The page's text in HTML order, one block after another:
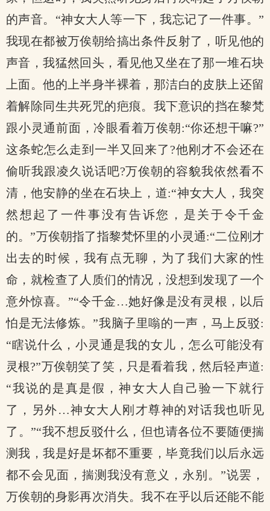
的声音。“神女大人等一下，我忘记了一件事。”
我现在都被万俟朝给搞出条件反射了，听见他的
声音，我猛然回头，看见他又坐在了那一堆石块
上面。他的上半身半裸着，那洁白的皮肤上还留
着解除同生共死咒的疤痕。我下意识的挡在黎梵
跟小灵通前面，冷眼看着万俟朝:“你还想干嘛?”
这条蛇怎么走到一半又回来了?他刚才不会还在
偷听我跟凌久说话吧?万俟朝的容貌我依然看不
清，他安静的坐在石块上，道:“神女大人，我突
然想起了一件事没有告诉您，是关于令千金
的。”万俟朝指了指黎梵怀里的小灵通:“二位刚才
出去的时候，我有点无聊，为了我们大家的性
命，就检查了人质们的情况，没想到发现了一个
意外惊喜。”“令千金…她好像是没有灵根，以后
怕是无法修炼。”我脑子里嗡的一声，马上反驳:
“瞎说什么，小灵通是我的女儿，怎么可能没有
灵根?”万俟朝笑了笑，只是看着我，然后轻声道:
“我说的是真是假，神女大人自己验一下就行
了，另外…神女大人刚才尊神的对话我也听见
了。”“我不想反驳什么，但也请各位不要随便揣
测我，我是好是坏都不重要，毕竟我们以后永远
都不会见面，揣测我没有意义，永别。”说罢，
万俟朝的身影再次消失。我不在乎以后还能不能